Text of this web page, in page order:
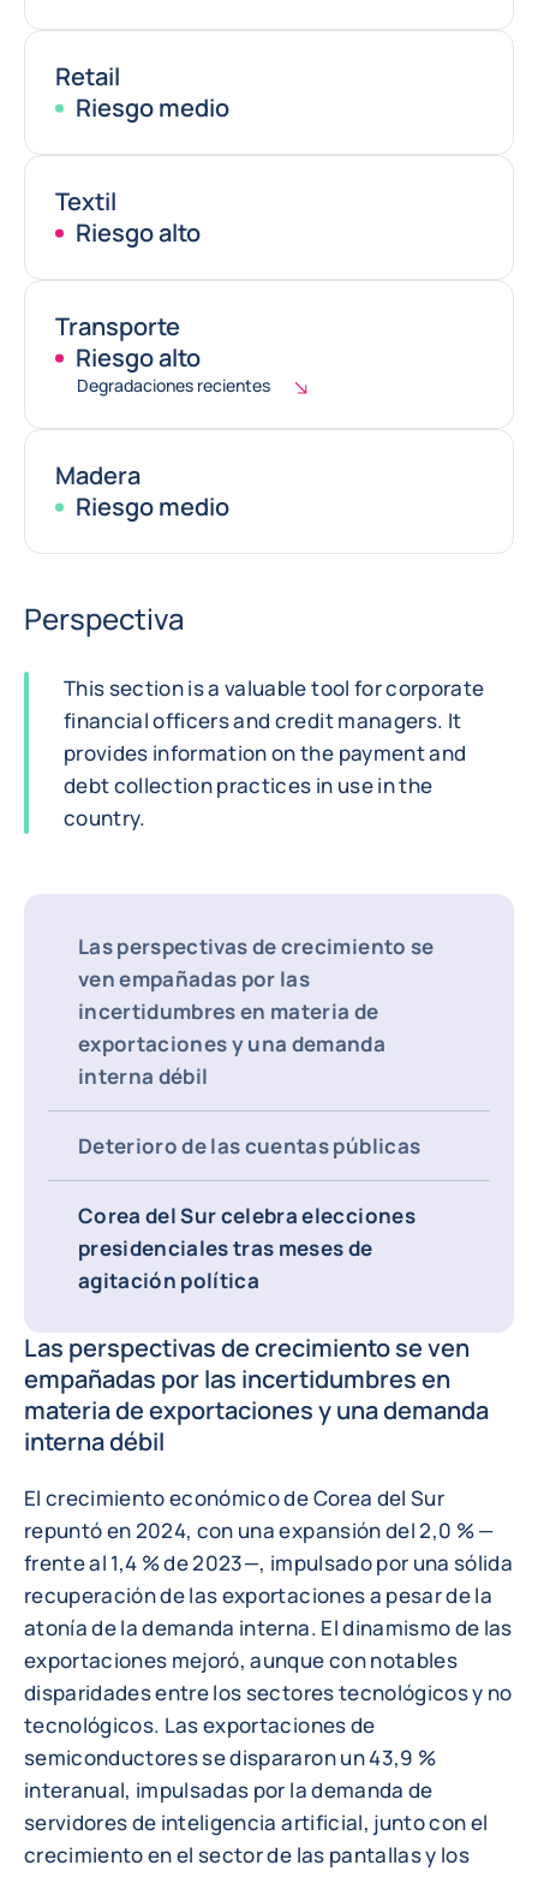
Retail
Riesgo medio
Textil
Riesgo alto
Transporte
Riesgo alto
Degradaciones recientes
Madera
Riesgo medio
Perspectiva
This section is a valuable tool for corporate
financial officers and credit managers. It
provides information on the payment and
debt collection practices in use in the
country.
Las perspectivas de crecimiento se
ven empañadas por las
incertidumbres en materia de
exportaciones y una demanda
interna débil
Deterioro de las cuentas públicas
Corea del Sur celebra elecciones
presidenciales tras meses de
agitación política
Las perspectivas de crecimiento se ven
empañadas por las incertidumbres en
materia de exportaciones y una demanda
interna débil
El crecimiento económico de Corea del Sur
repuntó en 2024, con una expansión del 2,0 % —
frente al 1,4 % de 2023—, impulsado por una sólida
recuperación de las exportaciones a pesar de la
atonía de la demanda interna. El dinamismo de las
exportaciones mejoró, aunque con notables
disparidades entre los sectores tecnológicos y no
tecnológicos. Las exportaciones de
semiconductores se dispararon un 43,9 %
interanual, impulsadas por la demanda de
servidores de inteligencia artificial, junto con el
crecimiento en el sector de las pantallas y los